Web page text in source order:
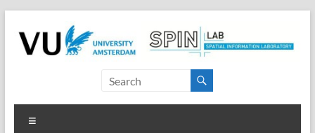
content
Vrije